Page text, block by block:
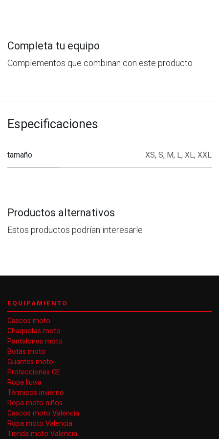
Completa tu equipo
Complementos que combinan con este producto
Especificaciones
tamaño XS, S, M, L, XL, XXL
Productos alternativos
Estos productos podrían interesarle
EQUIPAMIENTO
Cascos moto
Chaquetas moto
Pantalones moto
Botas moto
Guantes moto
Protecciones CE
Ropa lluvia
Térmicos invierno
Ropa moto niños
Cascos moto Valencia
Ropa moto Valencia
Tienda moto Valencia